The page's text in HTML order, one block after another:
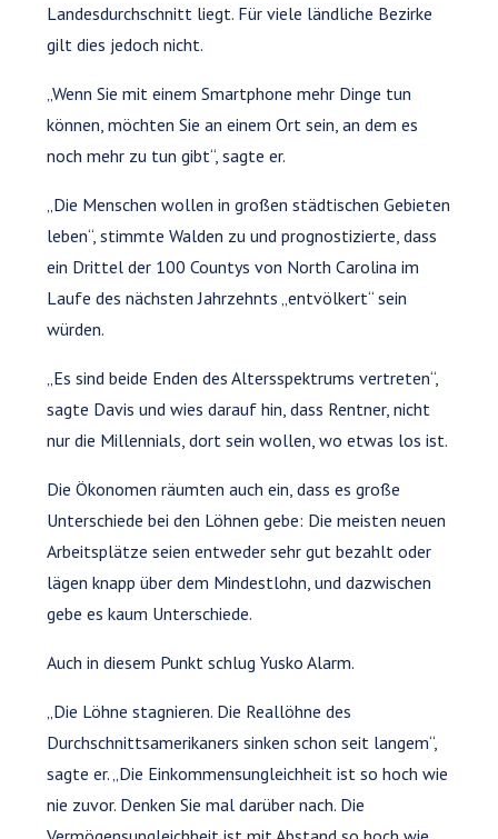
Landesdurchschnitt liegt. Für viele ländliche Bezirke
gilt dies jedoch nicht.
„Wenn Sie mit einem Smartphone mehr Dinge tun
können, möchten Sie an einem Ort sein, an dem es
noch mehr zu tun gibt“, sagte er.
„Die Menschen wollen in großen städtischen Gebieten
leben“, stimmte Walden zu und prognostizierte, dass
ein Drittel der 100 Countys von North Carolina im
Laufe des nächsten Jahrzehnts „entvölkert“ sein
würden.
„Es sind beide Enden des Altersspektrums vertreten“,
sagte Davis und wies darauf hin, dass Rentner, nicht
nur die Millennials, dort sein wollen, wo etwas los ist.
Die Ökonomen räumten auch ein, dass es große
Unterschiede bei den Löhnen gebe: Die meisten neuen
Arbeitsplätze seien entweder sehr gut bezahlt oder
lägen knapp über dem Mindestlohn, und dazwischen
gebe es kaum Unterschiede.
Auch in diesem Punkt schlug Yusko Alarm.
„Die Löhne stagnieren. Die Reallöhne des
Durchschnittsamerikaners sinken schon seit langem“,
sagte er. „Die Einkommensungleichheit ist so hoch wie
nie zuvor. Denken Sie mal darüber nach. Die